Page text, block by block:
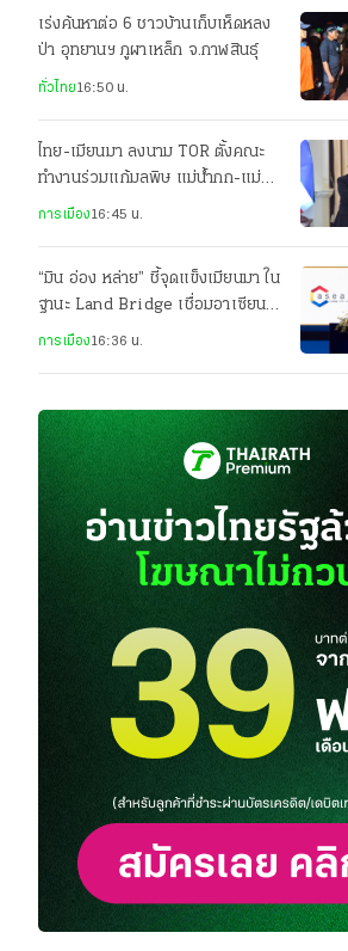
เร่งค้นหาต่อ 6 ชาวบ้านเก็บเห็ดหลง
ป่า อุทยานฯ ภูผาเหล็ก จ.กาฬสินธุ์
ทั่วไทย16:50 น.
ไทย-เมียนมา ลงนาม TOR ตั้งคณะ
ทำงานร่วมแก้มลพิษ แม่น้ำกก-แม่น้ำ
การเมือง16:45 น.
“มิน อ่อง หล่าย” ชี้จุดแข็งเมียนมา ใน
ฐานะ Land Bridge เชื่อมอาเซียน-
เอเชียตะวันออก
การเมือง16:36 น.